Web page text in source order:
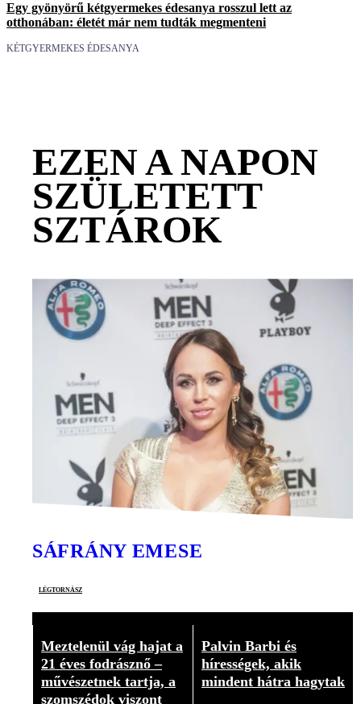
Egy gyönyörű kétgyermekes édesanya rosszul lett az
otthonában: életét már nem tudták megmenteni
KÉTGYERMEKES ÉDESANYA
EZEN A NAPON
SZÜLETETT
SZTÁROK
SÁFRÁNY EMESE
légtornász
Meztelenül vág hajat a
21 éves fodrásznő –
művészetnek tartja, a
szomszédok viszont
Palvin Barbi és
hírességek, akik
mindent hátra hagytak